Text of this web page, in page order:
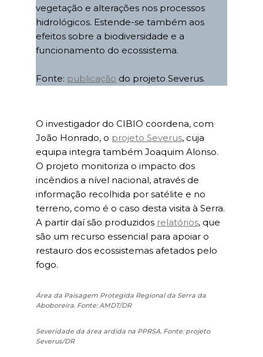
vegetação e alterações nos processos
hidrológicos. Estende-se também aos
efeitos sobre a biodiversidade e a
funcionamento do ecossistema.
Fonte: publicação do projeto Severus.
O investigador do CIBIO coordena, com
João Honrado, o projeto Severus, cuja
equipa integra também Joaquim Alonso.
O projeto monitoriza o impacto dos
incêndios a nível nacional, através de
informação recolhida por satélite e no
terreno, como é o caso desta visita à Serra.
A partir daí são produzidos relatórios, que
são um recurso essencial para apoiar o
restauro dos ecossistemas afetados pelo
fogo.
Área da Paisagem Protegida Regional da Serra da
Aboboreira. Fonte: AMDT/DR
Severidade da área ardida na PPRSA. Fonte: projeto
Severus/DR